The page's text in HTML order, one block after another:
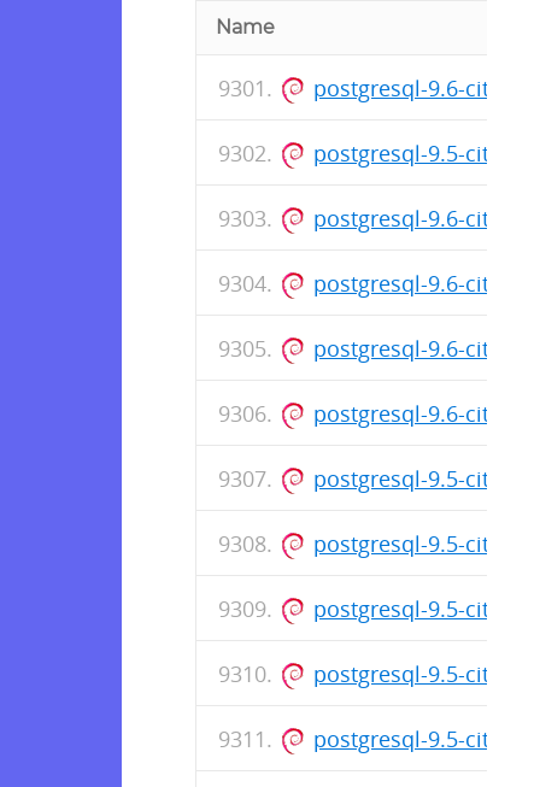
Name
postgresql-9.6-citus-
postgresql-9.5-citus-
postgresql-9.6-citus-
postgresql-9.6-citus-
postgresql-9.6-citus-
postgresql-9.6-citus-
postgresql-9.5-citus-
postgresql-9.5-citus-
postgresql-9.5-citus-
postgresql-9.5-citus-
postgresql-9.5-citus-